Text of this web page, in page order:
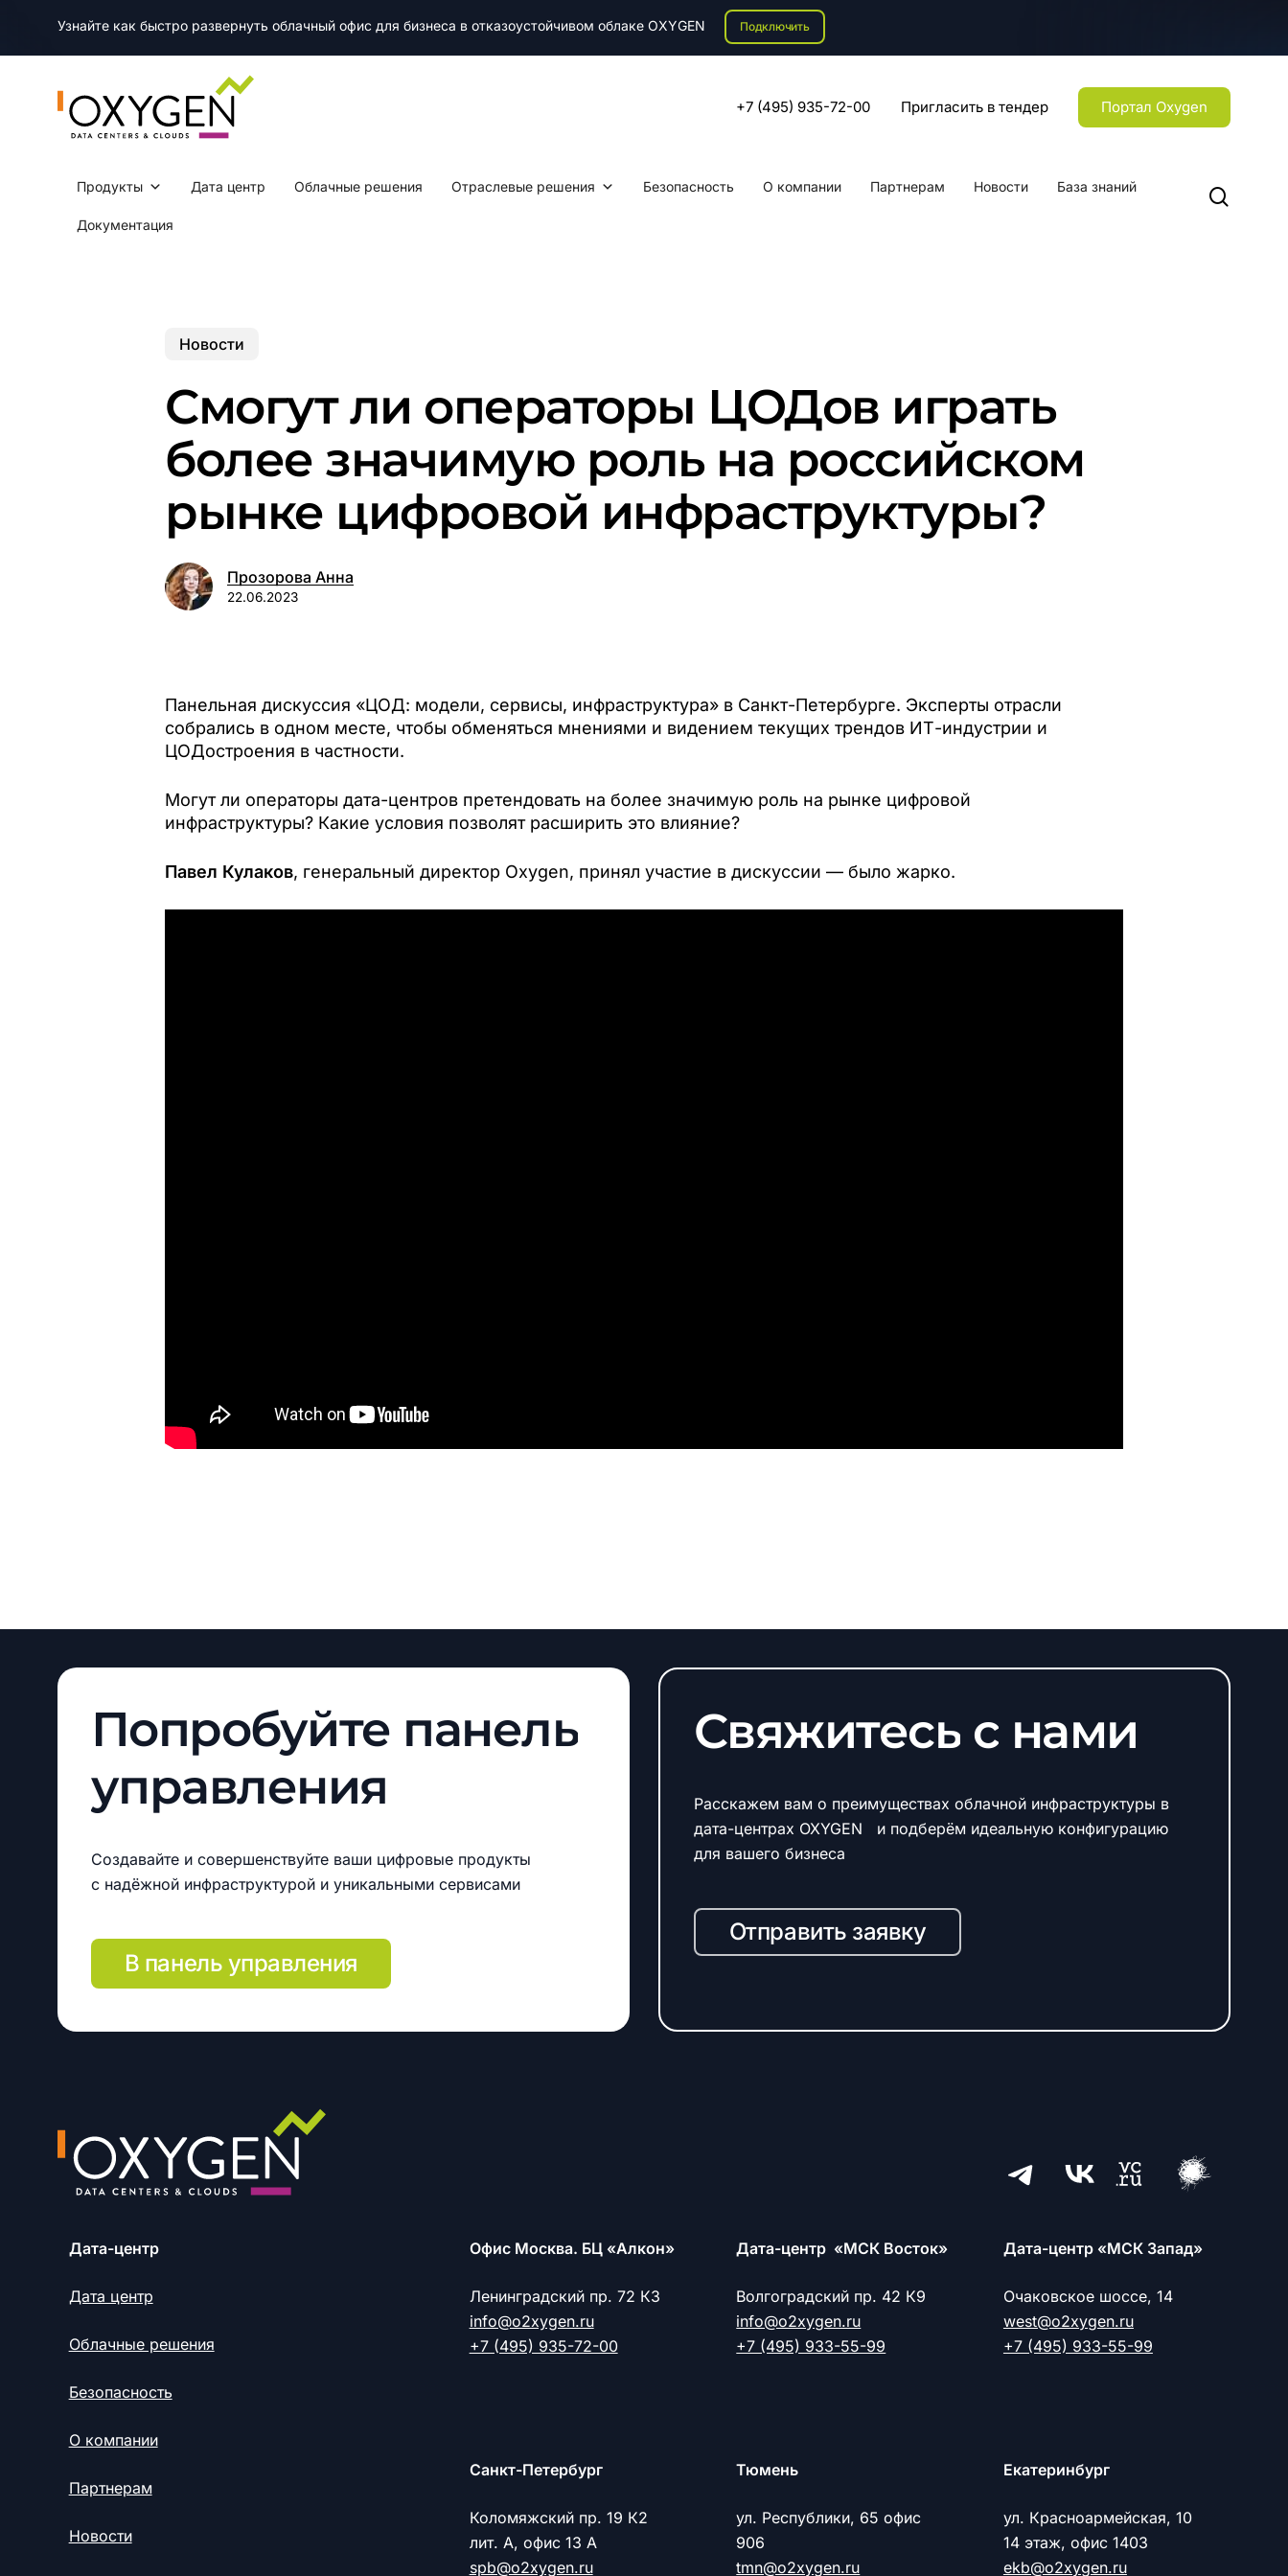
main
Узнайте как быстро развернуть облачный офис для бизнеса в отказоустойчивом облаке OXYGEN Подключить
+7 (495) 935-72-00 Пригласить в тендер Портал Oxygen
Продукты Дата центр Облачные решения Отраслевые решения Безопасность О компании Партнерам Новости База знаний
Документация
Новости
Смогут ли операторы ЦОДов играть
более значимую роль на российском
рынке цифровой инфраструктуры?
Прозорова Анна
22.06.2023
Панельная дискуссия «ЦОД: модели, сервисы, инфраструктура» в Санкт-Петербурге. Эксперты отрасли
собрались в одном месте, чтобы обменяться мнениями и видением текущих трендов ИТ-индустрии и
ЦОДостроения в частности.
Могут ли операторы дата-центров претендовать на более значимую роль на рынке цифровой
инфраструктуры? Какие условия позволят расширить это влияние?
Павел Кулаков, генеральный директор Oxygen, принял участие в дискуссии — было жарко.
Попробуйте панель
управления
Создавайте и совершенствуйте ваши цифровые продукты
с надёжной инфраструктурой и уникальными сервисами
В панель управления
Свяжитесь с нами
Расскажем вам о преимуществах облачной инфраструктуры в
дата-центрах OXYGEN и подберём идеальную конфигурацию
для вашего бизнеса
Отправить заявку
Дата-центр
Дата центр
Облачные решения
Безопасность
О компании
Партнерам
Новости
Офис Москва. БЦ «Алкон»
Ленинградский пр. 72 К3
info@o2xygen.ru
+7 (495) 935-72-00
Дата-центр «МСК Восток»
Волгоградский пр. 42 К9
info@o2xygen.ru
+7 (495) 933-55-99
Дата-центр «МСК Запад»
Очаковское шоссе, 14
west@o2xygen.ru
+7 (495) 933-55-99
Cанкт-Петербург
Коломяжский пр. 19 К2
лит. А, офис 13 А
spb@o2xygen.ru
Тюмень
ул. Республики, 65 офис
906
tmn@o2xygen.ru
Екатеринбург
ул. Красноармейская, 10
14 этаж, офис 1403
ekb@o2xygen.ru